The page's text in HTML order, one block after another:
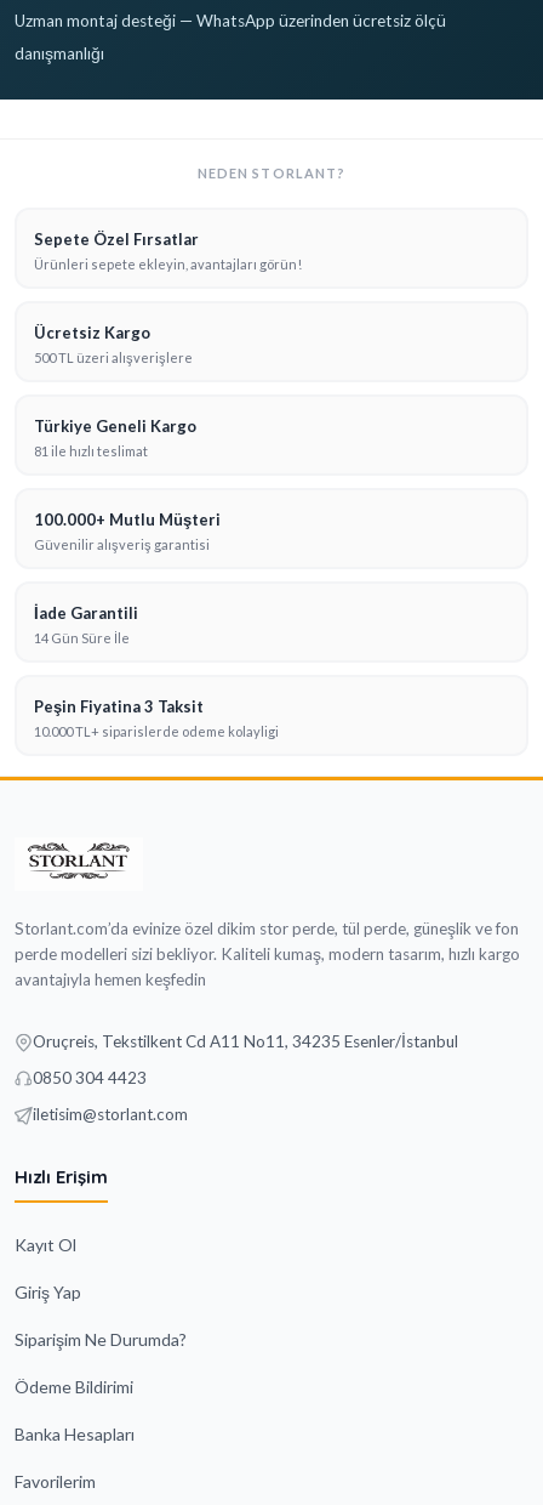
Uzman montaj desteği — WhatsApp üzerinden ücretsiz ölçü
danışmanlığı
NEDEN STORLANT?
Sepete Özel Fırsatlar
Ürünleri sepete ekleyin, avantajları görün!
Ücretsiz Kargo
500 TL üzeri alışverişlere
Türkiye Geneli Kargo
81 ile hızlı teslimat
100.000+ Mutlu Müşteri
Güvenilir alışveriş garantisi
İade Garantili
14 Gün Süre İle
Peşin Fiyatina 3 Taksit
10.000 TL+ siparislerde odeme kolayligi
Storlant.com’da evinize özel dikim stor perde, tül perde, güneşlik ve fon
perde modelleri sizi bekliyor. Kaliteli kumaş, modern tasarım, hızlı kargo
avantajıyla hemen keşfedin
Oruçreis, Tekstilkent Cd A11 No11, 34235 Esenler/İstanbul
0850 304 4423
iletisim@storlant.com
Hızlı Erişim
Kayıt Ol
Giriş Yap
Siparişim Ne Durumda?
Ödeme Bildirimi
Banka Hesapları
Favorilerim